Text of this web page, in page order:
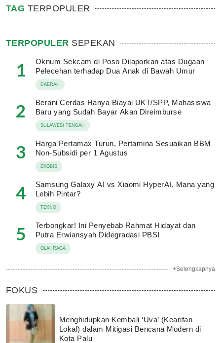
TAG TERPOPULER
TERPOPULER SEPEKAN
1
Oknum Sekcam di Poso Dilaporkan atas Dugaan
Pelecehan terhadap Dua Anak di Bawah Umur
DAERAH
2
Berani Cerdas Hanya Biayai UKT/SPP, Mahasiswa
Baru yang Sudah Bayar Akan Direimburse
SULAWESI TENGAH
3
Harga Pertamax Turun, Pertamina Sesuaikan BBM
Non-Subsidi per 1 Agustus
EKOBIS
4
Samsung Galaxy AI vs Xiaomi HyperAI, Mana yang
Lebih Pintar?
TEKNO
5
Terbongkar! Ini Penyebab Rahmat Hidayat dan
Putra Erwiansyah Didegradasi PBSI
OLAHRAGA
+Selengkapnya
FOKUS
Menghidupkan Kembali ‘Uva’ (Kearifan
Lokal) dalam Mitigasi Bencana Modern di
Kota Palu